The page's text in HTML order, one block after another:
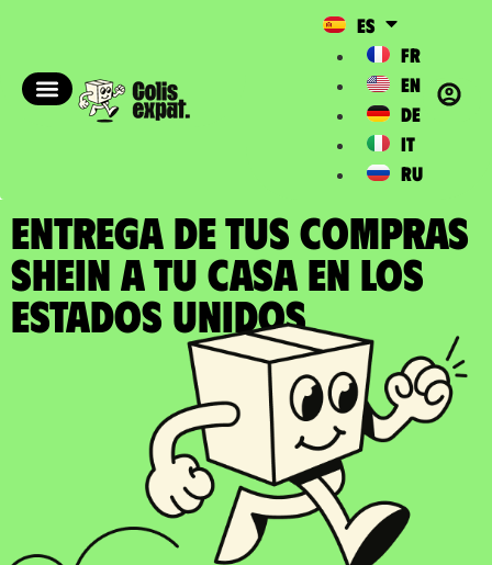
ES
FR
EN
DE
IT
RU
ENTREGA DE TUS COMPRAS
SHEIN a tu casa en los
Estados Unidos